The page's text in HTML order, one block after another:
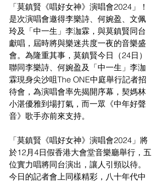
「莫鎮賢《唱好女神》演唱會2024」！
是次演唱會邀得李樂詩、何婉盈、文佩
玲及「中一生」李泇霖，與莫鎮賢同台
獻唱，屆時將與樂迷共度一夜的音樂盛
會。為隆重其事，莫鎮賢今日（24日）
聯同李樂詩、何婉盈及「中一生」李泇
霖現身尖沙咀The ONE中庭舉行記者招
待會，為演唱會率先揭開序幕，契媽林
小湛優雅到場打氣，而一眾《中年好聲
音》歌手亦前來支持。
「莫鎮賢《唱好女神》演唱會2024」將
於12月4日假香港大會堂音樂廳舉行，五
位實力唱將同台演出，讓人引頸以待。
今日的記者會上同樣精彩，八十年代中